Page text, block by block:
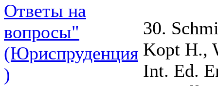
Ответы на
вопросы"
(Юриспруденция
)
30.
Kopt H.,
Int. Ed.